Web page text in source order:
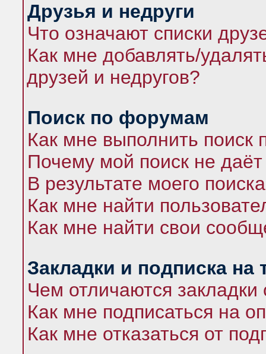
Друзья и недруги
Что означают списки
Как мне добавлять/
друзей и недругов?
Поиск по форумам
Как мне выполнить
Почему мой поиск не даёт
В результате моего
Как мне найти
Как мне найти свои
Закладки и подписка на
Чем отличаются закладки
Как мне подписаться на
Как мне отказаться от